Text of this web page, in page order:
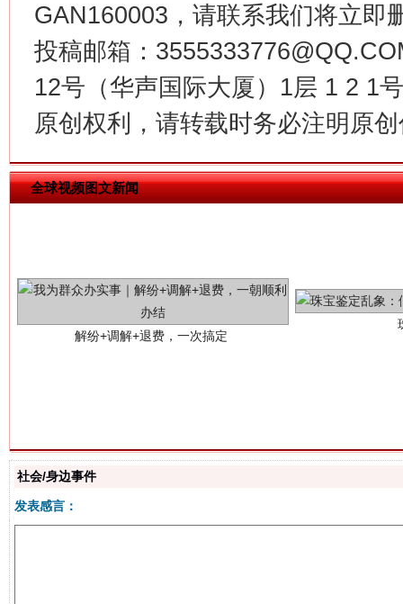
GAN160003，请联系我们将立即
投稿邮箱：
12号（华声国际大厦）1层 1 2 1
原创权利，请转载时务必注明原
全球视频图文新闻
站台名比不上好声名
社会/身边事件
发表感言：